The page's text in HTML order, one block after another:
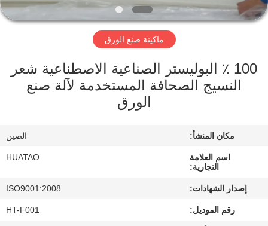
جولة
المعمل
الجودة
ماكينة صنع الورق
100 ٪ البوليستر الصناعية الاصطناعية شعر
النسيج الصحافة المستخدمة لآلة صنع
الورق
مكان المنشأ: الصين
اسم العلامة
التجارية:
HUATAO
إصدار الشهادات: ISO9001:2008
رقم الموديل: HT-F001